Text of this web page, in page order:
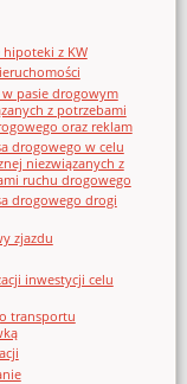
z KW
pasie drogowym
z potrzebami
oraz reklam
drogowego w celu
niezwiązanych z
ruchu drogowego
drogowego drogi
zjazdu
inwestycji celu
transportu